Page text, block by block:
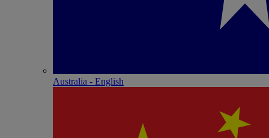
Australia - English